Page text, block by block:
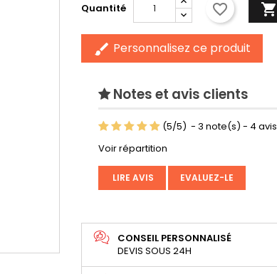
Quantité favorite_border 
brush Personnalisez ce produit
Notes et avis clients
(5/5) - 3 note(s) - 4 avis
Voir répartition
LIRE AVIS EVALUEZ-LE
CONSEIL PERSONNALISÉ
DEVIS SOUS 24H